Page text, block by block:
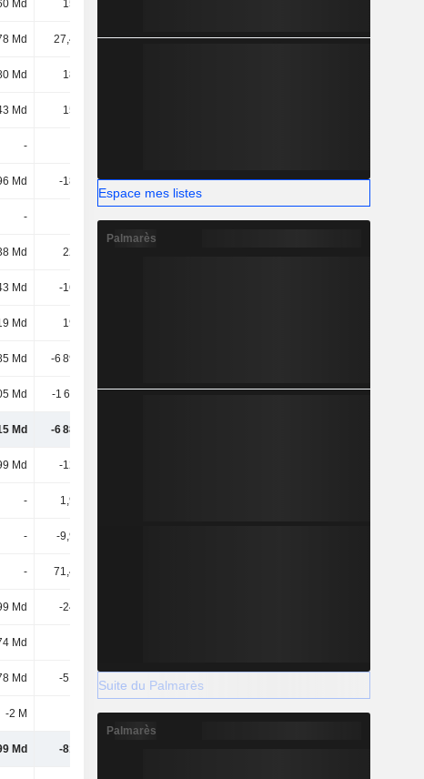
Md 155 Md
Md 27,44 Md 27 Md 15,15 Md
Md 183 Md
Md 156 Md
-
Md -187 Md 96,74 Md -89,5 Md
-
Md 223 Md
Md -160 Md
Md 198 Md
Md -6 894 Md
Md -1 611 Md
Md -6 885 Md
Md -120 Md
- 1,96 Md
- -9,99 Md
- 71,45 Md
Md -243 Md
Md
Md -517 Md -4 170 Md
-2 M -4 M -4 M -
Md -817 Md
Espace mes listes
Palmarès
Suite du Palmarès
Palmarès